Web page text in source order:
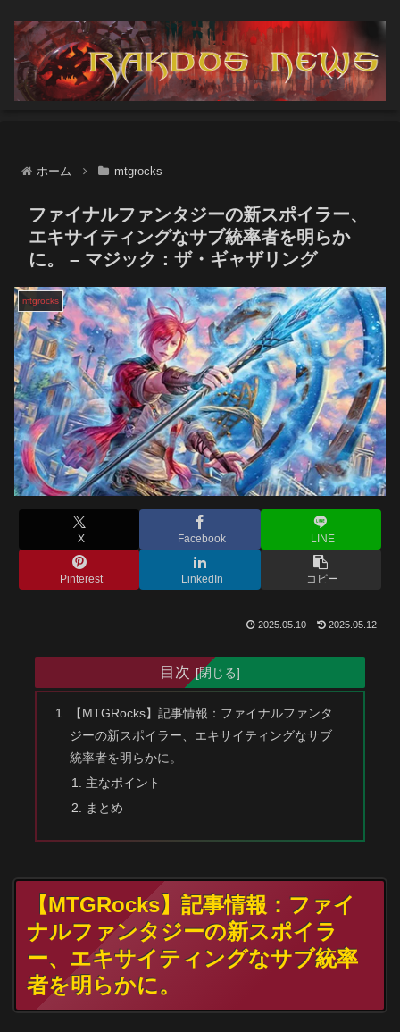
ホーム mtgrocks
ファイナルファンタジーの新スポイラー、
エキサイティングなサブ統率者を明らか
に。 – マジック：ザ・ギャザリング
mtgrocks
X Facebook LINE
Pinterest LinkedIn コピー
2025.05.10 2025.05.12
目次
【MTGRocks】記事情報：ファイナルファンタ
ジーの新スポイラー、エキサイティングなサブ
統率者を明らかに。
主なポイント
まとめ
【MTGRocks】記事情報：ファイ
ナルファンタジーの新スポイラ
ー、エキサイティングなサブ統率
者を明らかに。